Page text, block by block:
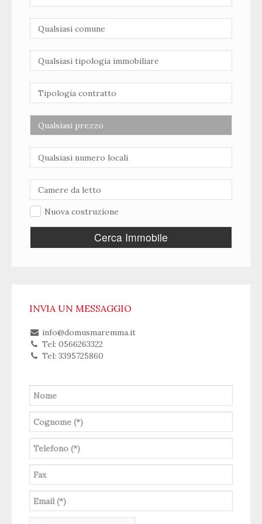
Nuova costruzione
Cerca Immobile
INVIA UN MESSAGGIO
info@domusmaremma.it
Tel: 0566263322
Tel: 3395725860